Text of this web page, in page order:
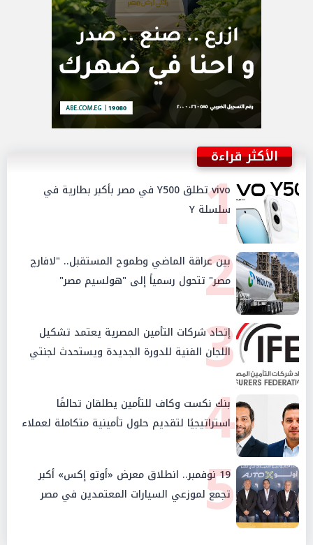
الأكثر قراءة
1
vivo تطلق Y500 في مصر بأكبر بطارية في
سلسلة Y
2
بين عراقة الماضي وطموح المستقبل.. "لافارچ
مصر" تتحول رسمياً إلى "هولسيم مصر"
3
إتحاد شركات التأمين المصرية يعتمد تشكيل
اللجان الفنية للدورة الجديدة ويستحدث لجنتي
الأمن السيبراني والإستثمار والإدخار
4
بنك نكست وكاف للتأمين يطلقان تحالفًا
استراتيجيًا لتقديم حلول تأمينية متكاملة لعملاء
البنك
519 نوفمبر.. انطلاق معرض «أوتو إكس» أكبر
تجمع لموزعي السيارات المعتمدين في مصر